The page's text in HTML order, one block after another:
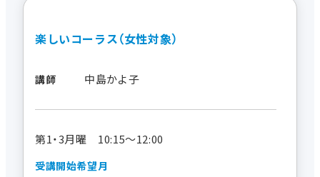
楽しいコーラス（女性対象）
講師 中島かよ子
第1・3月曜 10:15～12:00
受講開始希望月